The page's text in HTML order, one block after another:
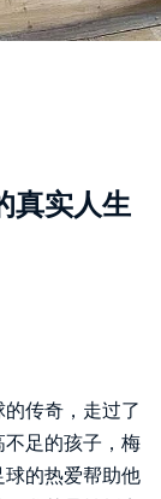
真实人生
传奇，走过了
足的孩子，梅
的热爱帮助他